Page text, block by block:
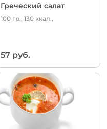
Греческий салат
100 гр., 130 ккал.,
57 руб.